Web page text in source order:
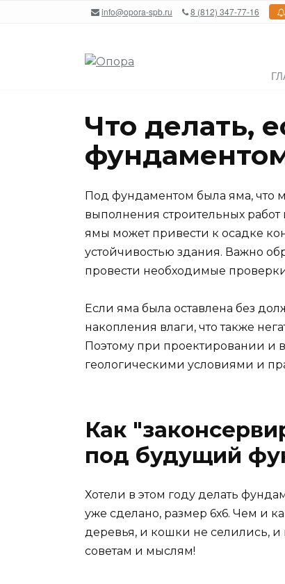
info@opora-spb.ru 8 (812) 347-77-16
Что делать,
Под фундаментом была яма, что
выполнения строительных работ
ямы может привести к осадке
устойчивостью здания. Важно
провести необходимые
Если яма была оставлена без
накопления влаги, что также
Поэтому при проектировании и
геологическими условиями и
Как
под будущий
Хотели в этом году делать
уже сделано, размер 6х6. Чем и
деревья, и кошки не селились, и
советам и мыслям!